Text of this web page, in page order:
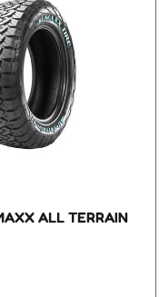
ALL TERRAIN